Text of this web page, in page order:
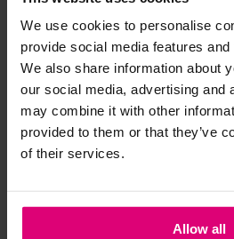
We use cookies to personalise
provide social media features
We also share information about
our social media, advertising and
may combine it with other
provided to them or that they’ve
of their services.
Allow all
Strijkijzer/droogtrommel:
Kledingstukken met elastine zijn
van het strijkijzer en/of de
spijkerbroeken is elastine (stretch)
niet gestreken worden en/of in de